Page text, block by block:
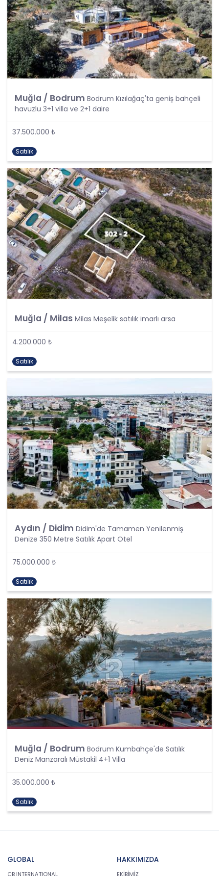
gerektiren sebeplerin ortadan kalkması halinde
kişisel veriler CB CB Gayrimenkul Franchising
Pazarlama ve Danışmanlık Hizmetleri A.Ş.
tarafından silinecek, yok edilecek veya anonim
hale getirilecektir.
6. Kişisel Veri İşleme Faaliyetlerinin Kanunun 5
inci Maddesinde Belirtilen Kişisel Veri İşleme
Kanunun 4. Maddedeki Temel İlkelerin Tümüne
Uygun Şekilde Yürütülmesi
maddesinde belirtilen şartlardan bir veya
Franchising Pazarlama ve Danışmanlık Hizmetleri
A.Ş. tarafından, Şirket iş birimlerinin yürütmekte
olduğu kişisel veri işleme faaliyetlerinin bu
şartlardan bir veya bir kaçına dayalı olarak
yürütülüp yürütülmediği tespit edilecek, bu
şartlardan bir veya bir kaçını sağlamayan kişisel
veri işleme faaliyetleri süreçlerde yer
almayacaktır. Kişisel veri işleme faaliyetlerinin
kişisel veri işleme şartlarından bir veya birkaçına
dayalı olarak yürütülmesinin sağlanmasının yanı
sıra tüm kişisel veri işleme faaliyetlerinde KVK
Kanunu’nun 4üncü maddesinde belirtilen ve
Politikanın III. bölümlerinde belirtilen tüm ilkelere
uygun hareket edilmesi ve söz konusu ilkeleri
içinde barındırması sağlanacaktır. Özel nitelikteki
yurtdışına aktarılması konusunda KVK Kanunu’nda
kişisel veri işleme faaliyetleri yerine getirilecek;
durumlarda kanunun aradığı özel gereklilikler de
yerine getirilerek kişisel veri işleme faaliyetleri
KİŞİSEL VERİLERİN İŞLENME
ŞARTLARI
1. Kişisel Verilerin Tespiti ve İşlenmesi
KVKK uyarınca, kişisel veri “Kimliği belirli veya
belirlenebilir gerçek kişiye ilişkin her türlü bilgi”
olarak tanımlanmıştır. Kişisel veri kavramı sadece
ad, soyad, doğum yeri, doğum tarihi gibi kişilerin
tanınmasını ve teşhisini sağlayan bilgilerden
ibaret olmayıp ayrıca kişilerin fiziksel, sosyal,
kültürel, ekonomik, psikolojik tüm bilgilerini de
Kişinin kimlik bilgilerine ek olarak, vatandaşlık
numarası, vergi numarası, pasaport numarası,
numarası, taşıt plakası, ev adresi, iş adresi, e-
özgeçmişi, fotoğrafı, videosu, genetik bilgileri, kan
grubu, kriminal geçmişi ve adli sicil bilgileri gibi
kişinin belirli veya belirlenebilir olmasını sağlayan
tüm bilgiler kişisel veri niteliği taşımaktadır ve
kişisel verilerin korunması kapsamına girmektedir.
Bu tanım uyarınca, CB Gayrimenkul Franchising
Pazarlama ve Danışmanlık Hizmetleri A.Ş. iş
ortakları, çalışanları ve müşterileri başta olmak
üzere üçüncü kişiler de dahil, topladıkları tüm
verilerin kişisel veri kapsamına girip girmediğini
tespit edecek ve bu verileri KVKK’nundaki kurallara
uygun olarak işleyecektir.
Kişisel verilerin işlenmesi; tamamen veya kısmen
otomatik olan ya da herhangi bir veri kayıt
olmayan yollarla elde edilmesi, kaydedilmesi,
depolanması, muhafaza edilmesi, değiştirilmesi,
yeniden düzenlenmesi, açıklanması, aktarılması,
veya kullanılmasının engellenmesi gibi veriler
üzerinde gerçekleştirilen her türlü işlemi
kapsamaktadır.
Danışmanlık Hizmetleri A.Ş.; KVKK uyarınca kişisel
Ancak, aşağıdaki şartlardan herhangi birinin var
olması halinde, açık rıza aranmaksın kişisel
verilerin işlenmesi mümkündür:
Muğla / Bodrum Bodrum Kızılağaç'ta geniş bahçeli
havuzlu 3+1 villa ve 2+1 daire
37.500.000 ₺
Satılık
Muğla / Milas Milas Meşelik satılık imarlı arsa
4.200.000 ₺
Satılık
Aydın / Didim Didim'de Tamamen Yenilenmiş
Denize 350 Metre Satılık Apart Otel
75.000.000 ₺
Satılık
Muğla / Bodrum Bodrum Kumbahçe'de Satılık
Deniz Manzaralı Müstakil 4+1 Villa
35.000.000 ₺
Satılık
GLOBAL
CB INTERNATIONAL
HAKKIMIZDA
EKİBİMİZ